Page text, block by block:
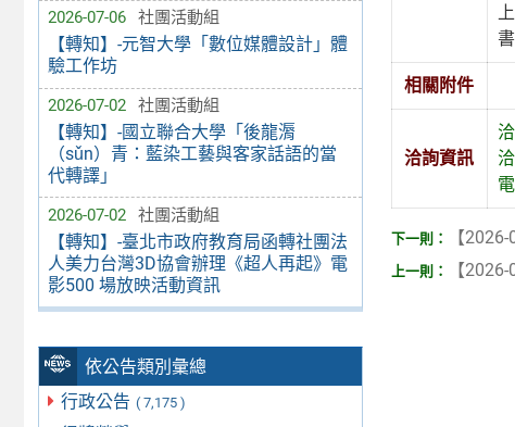
2026-07-06 社團活動組
【轉知】-元智大學「數位媒體設計」體
驗工作坊
2026-07-02 社團活動組
【轉知】-國立聯合大學「後龍漘
（sǔn）青：藍染工藝與客家話語的當
代轉譯」
2026-07-02 社團活動組
【轉知】-臺北市政府教育局函轉社團法
人美力台灣3D協會辦理《超人再起》電
影500 場放映活動資訊
依公告類別彙總
行政公告 ( 7,175 )
相關附件
洽詢資訊
【2026-
【2026-